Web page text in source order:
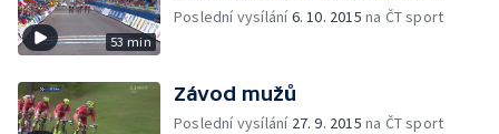
53 min
Poslední vysílání6. 10. 2015 na ČT sport
Závod mužů
Poslední vysílání 27. 9. 2015 na ČT sport